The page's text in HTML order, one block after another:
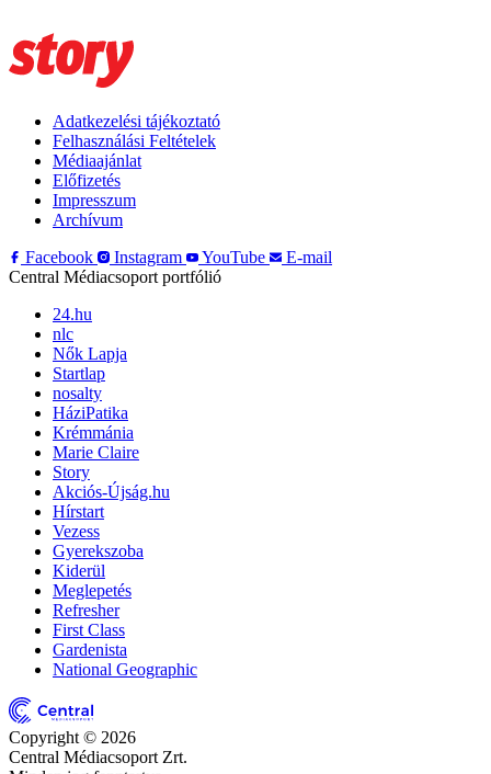
Adatkezelési tájékoztató
Felhasználási Feltételek
Médiaajánlat
Előfizetés
Impresszum
Archívum
Facebook
Instagram YouTube
E-mail
Central Médiacsoport portfólió
24.hu
nlc
Nők Lapja
Startlap
nosalty
HáziPatika
Krémmánia
Marie Claire
Story
Akciós-Újság.hu
Hírstart
Vezess
Gyerekszoba
Kiderül
Meglepetés
Refresher
First Class
Gardenista
National Geographic
Copyright © 2026
Central Médiacsoport Zrt.